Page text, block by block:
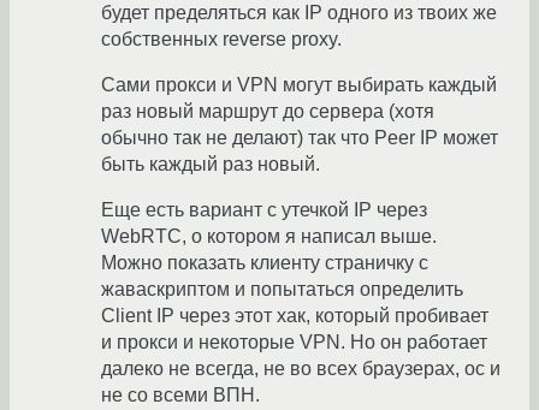
будет пределяться как IP одного из твоих же
собственных reverse proxy.
Сами прокси и VPN могут выбирать каждый
раз новый маршрут до сервера (хотя
обычно так не делают) так что Peer IP может
быть каждый раз новый.
Еще есть вариант с утечкой IP через
WebRTC, о котором я написал выше.
Можно показать клиенту страничку с
жаваскриптом и попытаться определить
Client IP через этот хак, который пробивает
и прокси и некоторые VPN. Но он работает
далеко не всегда, не во всех браузерах, ос и
не со всеми ВПН.